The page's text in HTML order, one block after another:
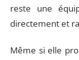
reste une
directement et
Même si elle